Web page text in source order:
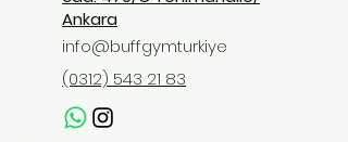
Ankara
info@buffgymturkiye
(0312) 543 21 83